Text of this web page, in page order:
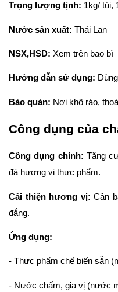
Trọng lượng tịnh: 1kg/ túi,
Nước sản xuất: Thái Lan
NSX,HSD: Xem trên bao bì
Hướng dẫn sử dụng:
Bảo quản: Nơi khô ráo,
Công dụng của
Công dụng chính: Tăng
đà hương vị thực phẩm.
Cải thiện hương vị: Cân
đắng.
Ứng dụng:
- Thực phẩm chế biến sẵn
- Nước chấm, gia vị (nước